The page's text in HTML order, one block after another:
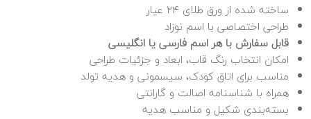
ساخته شده از ورق طلای ۲۴ عیار
طراحی اختصاصی با اسم نوزاد
قابل سفارش با هر اسم فارسی یا انگلیسی
امکان انتخاب رنگ قاب، ابعاد و جزئیات طراحی
مناسب برای اتاق کودک، سیسمونی و هدیه تولد
همراه با شناسنامه اصالت و گارانتی
بسته‌بندی شکیل و مناسب هدیه